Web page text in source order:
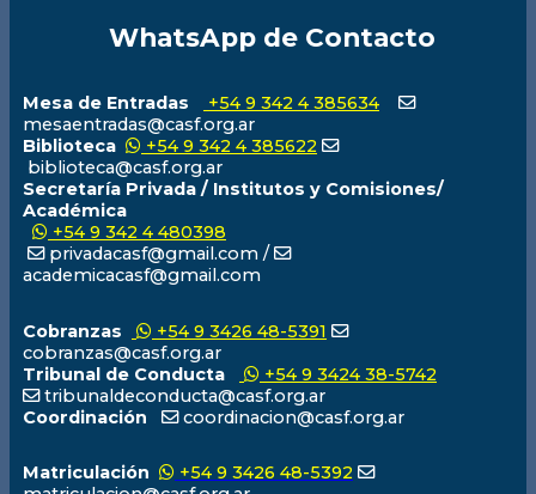
WhatsApp de Contacto
Mesa de Entradas
+54 9 342 4 385634
mesaentradas@casf.org.ar
Biblioteca
+54 9 342 4 385622
biblioteca@casf.org.ar
Secretaría Privada / Institutos y Comisiones/
Académica
+54 9 342 4 480398
privadacasf@gmail.com /
academicacasf@gmail.com
Cobranzas
+54 9 3426 48-5391
cobranzas@casf.org.ar
Tribunal de Conducta
+54 9 3424 38-5742
tribunaldeconducta@casf.org.ar
Coordinación
coordinacion@casf.org.ar
Matriculación
+54 9 3426 48-5392